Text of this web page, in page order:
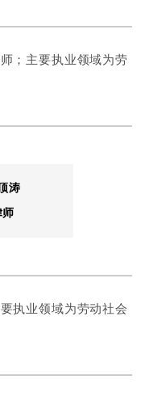
；主要执业领域为劳
涛
师
执业领域为劳动社会